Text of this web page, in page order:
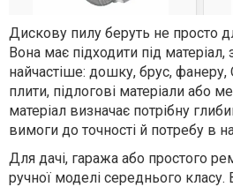
Дискову пилу беруть не просто
Вона має підходити під
найчастіше: дошку, брус,
плити, підлогові матеріали або
матеріал визначає потрібну
вимоги до точності й потребу в
Для дачі, гаража або простого
ручної моделі середнього